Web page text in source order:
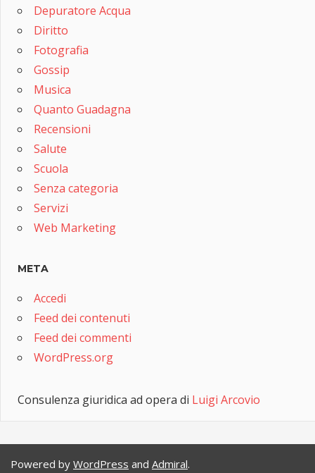
Depuratore Acqua
Diritto
Fotografia
Gossip
Musica
Quanto Guadagna
Recensioni
Salute
Scuola
Senza categoria
Servizi
Web Marketing
META
Accedi
Feed dei contenuti
Feed dei commenti
WordPress.org
Consulenza giuridica ad opera di Luigi Arcovio
Powered by WordPress and Admiral.